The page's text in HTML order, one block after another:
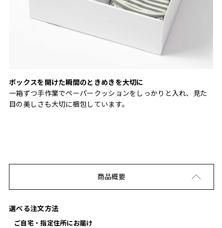
ボックスを開けた瞬間のときめきを大切に
一箱ずつ手作業でペーパークッションをしっかりと入れ、見た
目の美しさも大切に梱包しています。
商品概要
選べる注文方法
ご自宅・指定住所にお届け